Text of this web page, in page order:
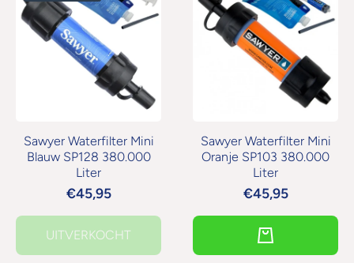
Sawyer Waterfilter Mini
Blauw SP128 380.000
Liter
€45,95
UITVERKOCHT
Sawyer Waterfilter Mini
Oranje SP103 380.000
Liter
€45,95